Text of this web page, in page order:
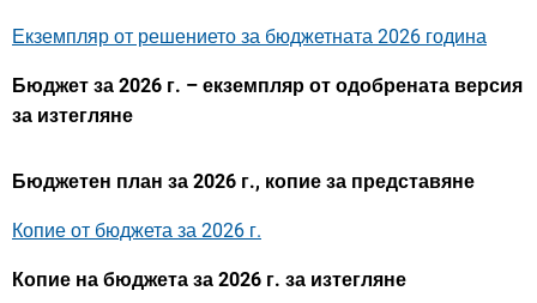
Екземпляр от решението за бюджетната 2026 година
Бюджет за 2026 г. – екземпляр от одобрената версия
за изтегляне
Бюджетен план за 2026 г., копие за представяне
Копие от бюджета за 2026 г.
Копие на бюджета за 2026 г. за изтегляне